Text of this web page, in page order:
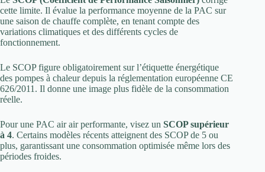
cette limite. Il évalue la performance moyenne de la PAC sur
une saison de chauffe complète, en tenant compte des
variations climatiques et des différents cycles de
fonctionnement.
Le SCOP figure obligatoirement sur l’étiquette énergétique
des pompes à chaleur depuis la réglementation européenne CE
626/2011. Il donne une image plus fidèle de la consommation
réelle.
Pour une PAC air air performante, visez un SCOP supérieur
à 4. Certains modèles récents atteignent des SCOP de 5 ou
plus, garantissant une consommation optimisée même lors des
périodes froides.